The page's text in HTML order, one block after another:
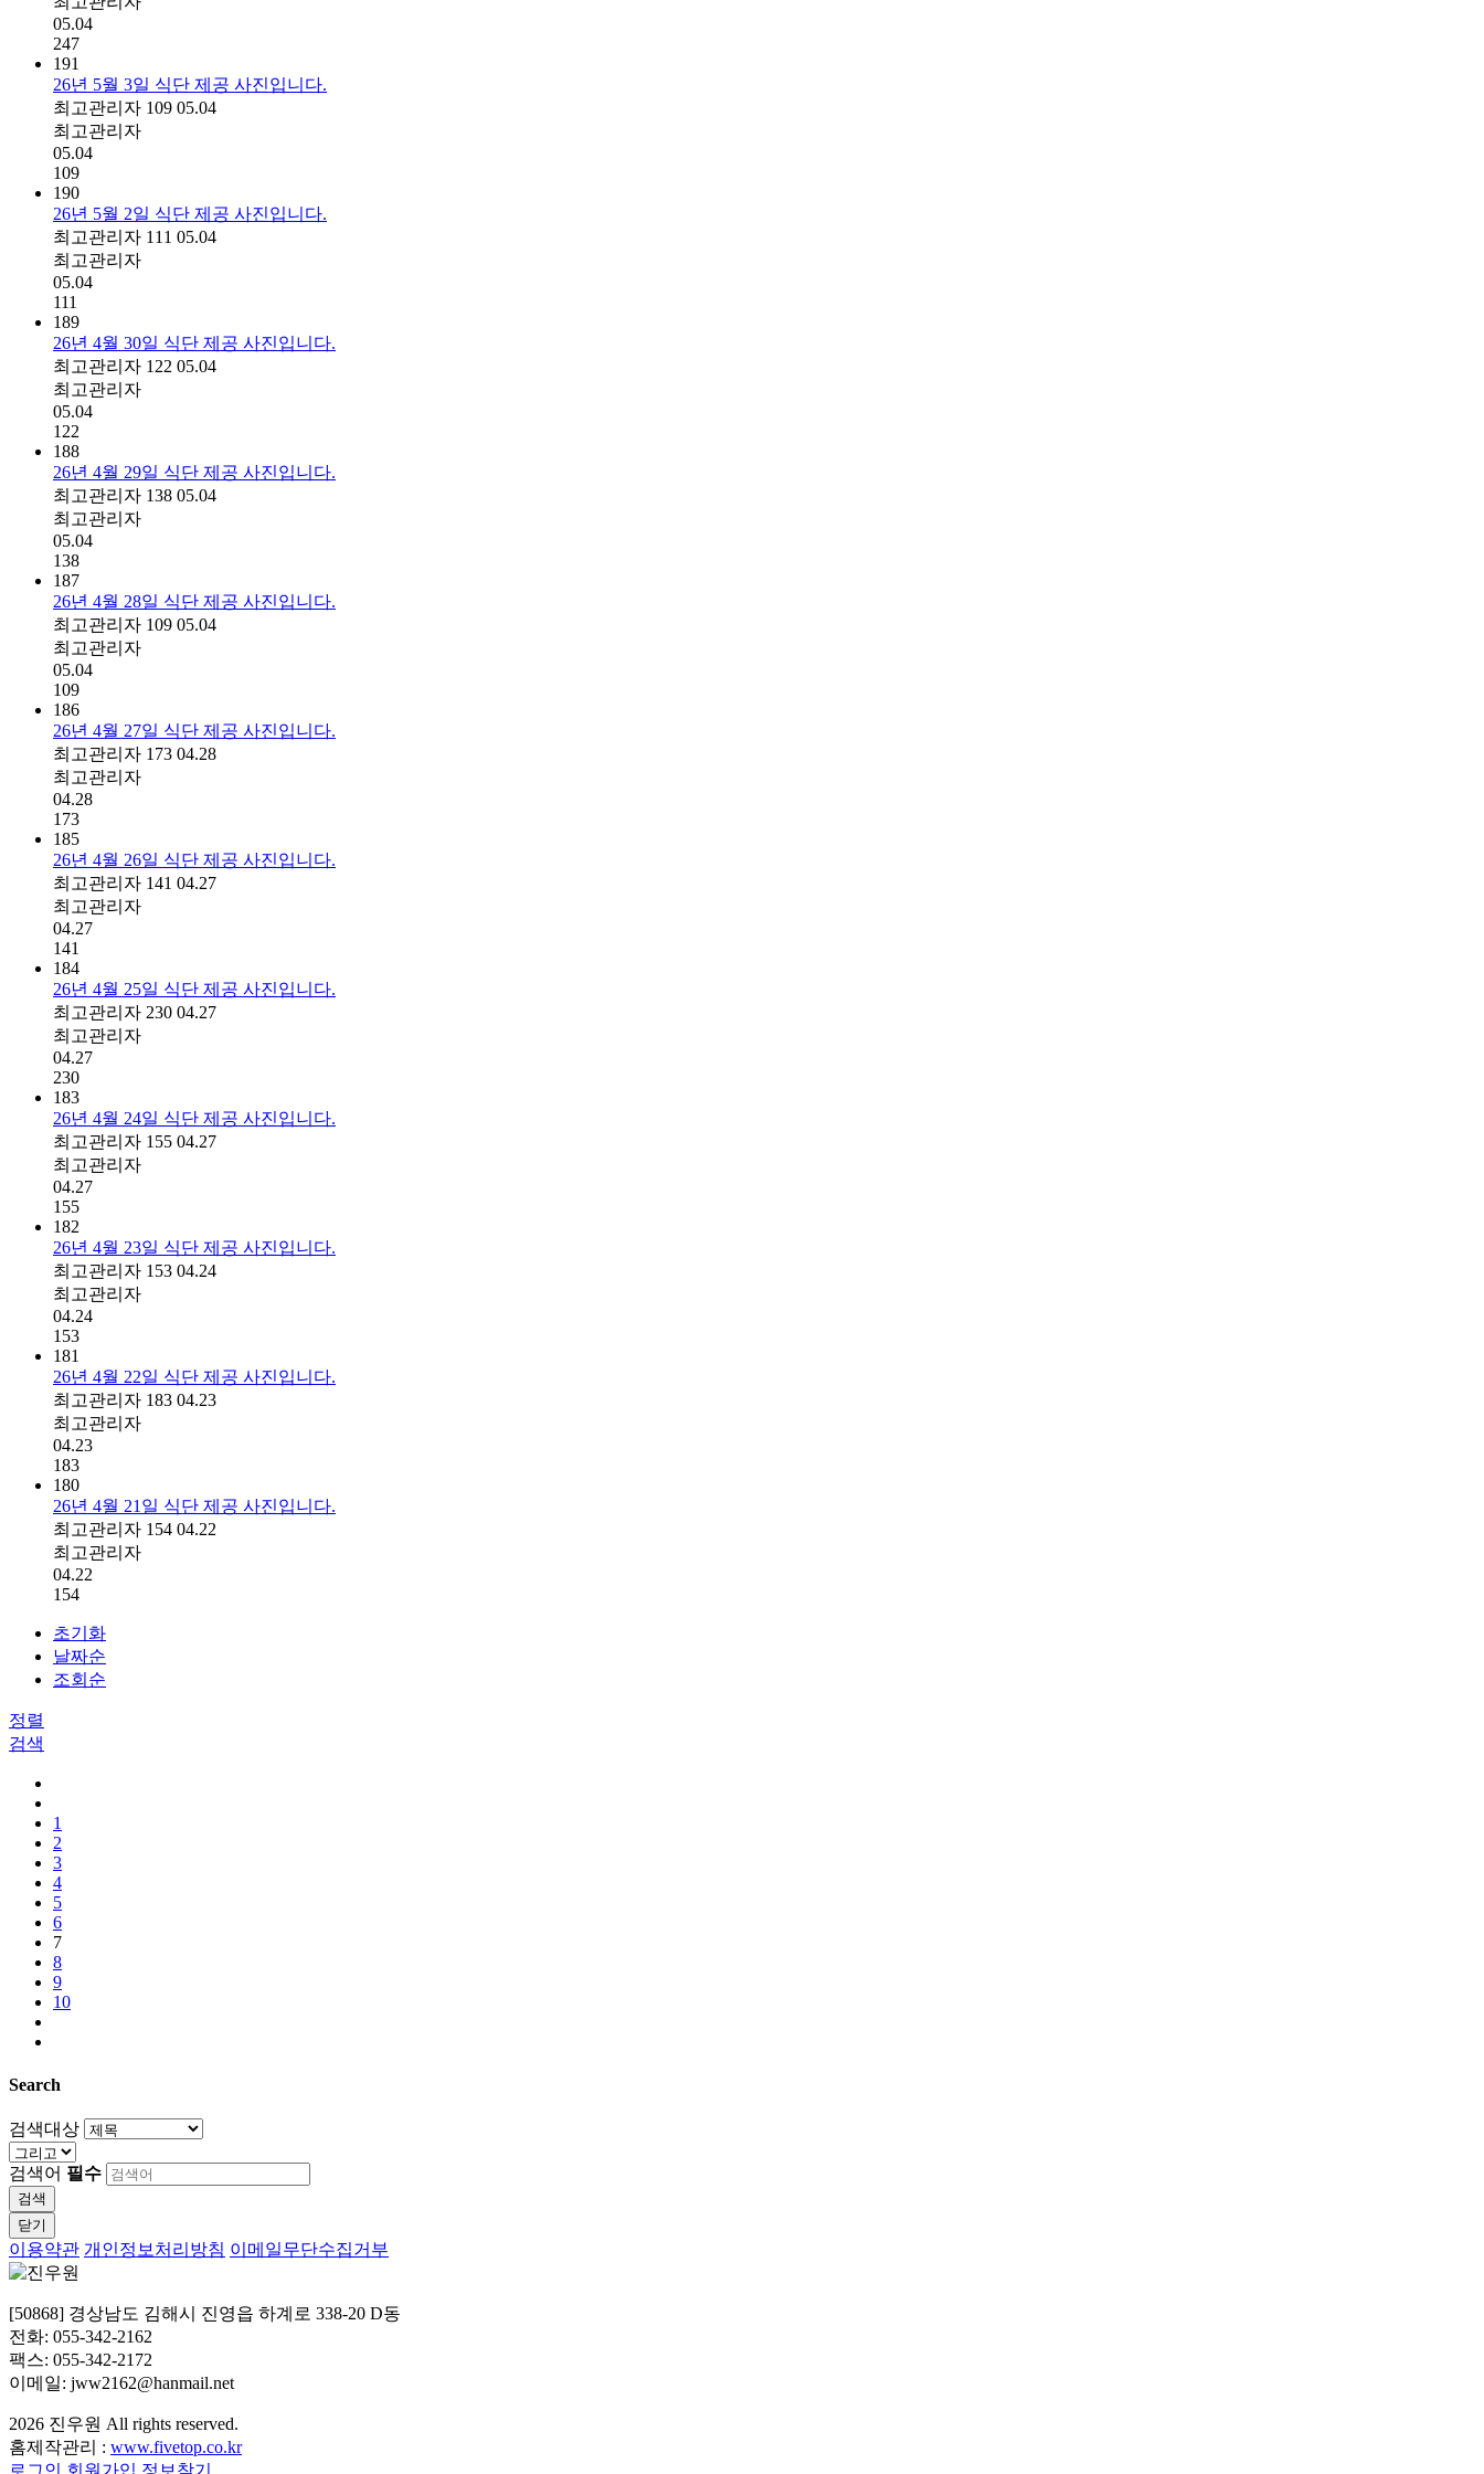
05.04
247
191
26년 5월 3일 식단 제공 사진입니다.
최고관리자 109 05.04
최고관리자
05.04
109
190
26년 5월 2일 식단 제공 사진입니다.
최고관리자 111 05.04
최고관리자
05.04
111
189
26년 4월 30일 식단 제공 사진입니다.
최고관리자 122 05.04
최고관리자
05.04
122
188
26년 4월 29일 식단 제공 사진입니다.
최고관리자 138 05.04
최고관리자
05.04
138
187
26년 4월 28일 식단 제공 사진입니다.
최고관리자 109 05.04
최고관리자
05.04
109
186
26년 4월 27일 식단 제공 사진입니다.
최고관리자 173 04.28
최고관리자
04.28
173
185
26년 4월 26일 식단 제공 사진입니다.
최고관리자 141 04.27
최고관리자
04.27
141
184
26년 4월 25일 식단 제공 사진입니다.
최고관리자 230 04.27
최고관리자
04.27
230
183
26년 4월 24일 식단 제공 사진입니다.
최고관리자 155 04.27
최고관리자
04.27
155
182
26년 4월 23일 식단 제공 사진입니다.
최고관리자 153 04.24
최고관리자
04.24
153
181
26년 4월 22일 식단 제공 사진입니다.
최고관리자 183 04.23
최고관리자
04.23
183
180
26년 4월 21일 식단 제공 사진입니다.
최고관리자 154 04.22
최고관리자
04.22
154
초기화
날짜순
조회순
정렬
검색
1
2
3
4
5
6
7
8
9
10
Search
검색대상
검색어 필수
검색
닫기
이용약관 개인정보처리방침 이메일무단수집거부
[50868] 경상남도 김해시 진영읍 하계로 338-20 D동
전화: 055-342-2162
팩스: 055-342-2172
이메일: jww2162@hanmail.net
2026 진우원 All rights reserved.
홈제작관리 : www.fivetop.co.kr